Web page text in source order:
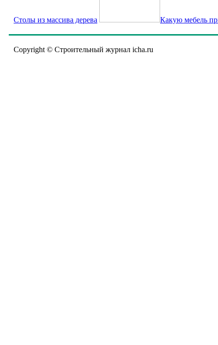
Столы из массива дерева Какую мебель
Copyright © Строительный журнал icha.ru